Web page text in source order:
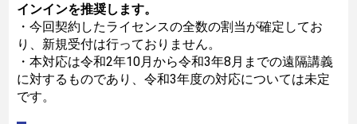
インインを推奨します。
・今回契約したライセンスの全数の割当が確定してお
り、新規受付は行っておりません。
・本対応は令和2年10月から令和3年8月までの遠隔講義
に対するものであり、令和3年度の対応については未定
です。